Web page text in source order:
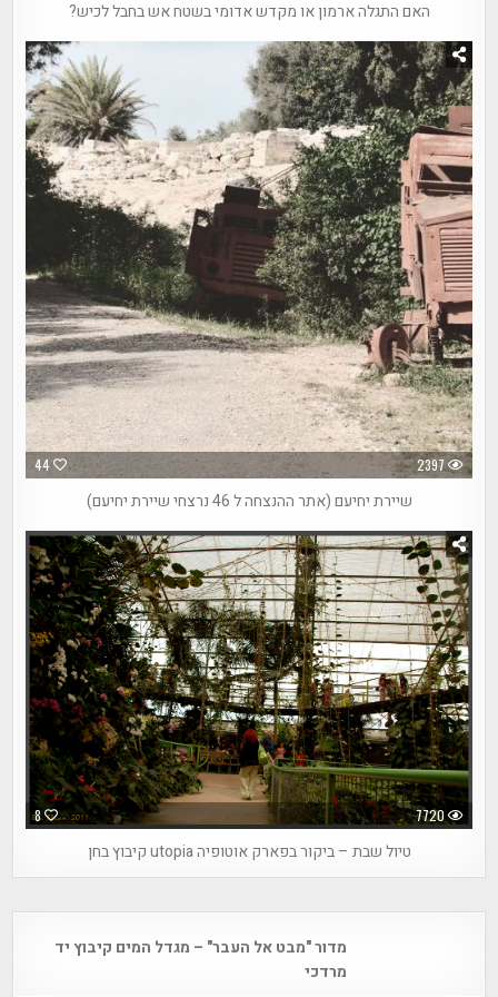
האם התגלה ארמון או מקדש אדומי בשטח אש בחבל לכיש?
44 2397
שיירת יחיעם (אתר ההנצחה ל 46 נרצחי שיירת יחיעם)
8 7720
טיול שבת – ביקור בפארק אוטופיה utopia קיבוץ בחן
navigationמדור "מבט אל העבר" – מגדל המים קיבוץ יד
מרדכי